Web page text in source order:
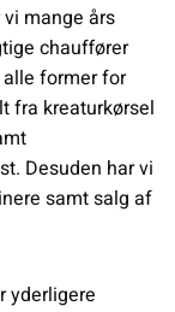
mange års
chauffører
former for
fra kreaturkørsel
Desuden har vi
samt salg af
yderligere